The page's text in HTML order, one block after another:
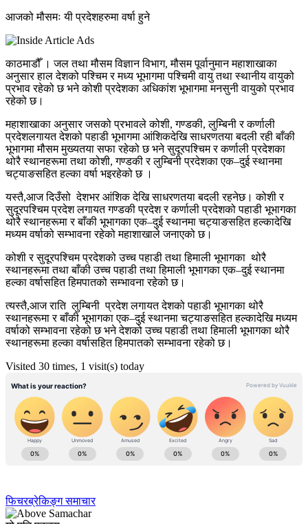
आजको मौसमः यी प्रदेशहरुमा वर्षा हुने
काठमाडौँ । जल तथा मौसम विज्ञान विभाग, मौसम पूर्वानुमान महाशाखाका
अनुसार हाल देशको पश्चिम र मध्य भूभागमा पश्चिमी वायु तथा स्थानीय वायुको
प्रभाव रहेको छ भने कोशी प्रदेशका अधिकांश भूभागमा मनसुनी वायुको प्रभाव
रहेको छ।
महाशाखाका अनुसार जसको प्रभावले कोशी, गण्डकी, लुम्बिनी र कर्णाली
प्रदेशलगायत देशको पहाडी भूभागमा आंशिकदेखि साधरणतया बदली रही बाँकी
भूभागमा मौसम मुख्यतया सफा रहेको छ भने सुदूरपश्चिम र कर्णाली प्रदेशका
थोरै स्थानहरूमा तथा कोशी, गण्डकी र लुम्बिनी प्रदेशका एक–दुई स्थानमा
चट्याङसहित हल्का वर्षा भइरहेको छ ।
यस्तै,आज दिउँसो देशभर आंशिक देखि साधरणतया बदली रहनेछ। कोशी र
सुदूरपश्चिम प्रदेश लगायत गण्डकी प्रदेश र कर्णाली प्रदेशको पहाडी भूभागका
थोरै स्थानहरूमा र बाँकी भूभागका एक–दुई स्थानमा चट्याङसहित हल्कादेखि
मध्यम वर्षाको सम्भावना रहेको महाशाखाले जनाएको छ।
कोशी र सुदूरपश्चिम प्रदेशको उच्च पहाडी तथा हिमाली भूभागका थोरै
स्थानहरूमा तथा बाँकी उच्च पहाडी तथा हिमाली भूभागका एक–दुई स्थानमा
हल्का वर्षासहित हिमपातको सम्भावना रहेको छ।
त्यस्तै,आज राति लुम्बिनी प्रदेश लगायत देशको पहाडी भूभागका थोरै
स्थानहरूमा र बाँकी भूभागका एक–दुई स्थानमा चट्याङसहित हल्कादेखि मध्यम
वर्षाको सम्भावना रहेको छ भने देशको उच्च पहाडी तथा हिमाली भूभागका थोरै
स्थानहरूमा हल्का वर्षासहित हिमपातको सम्भावना रहेको छ।
Visited 30 times, 1 visit(s) today
फिचरब्रेकिङ्ग समाचार